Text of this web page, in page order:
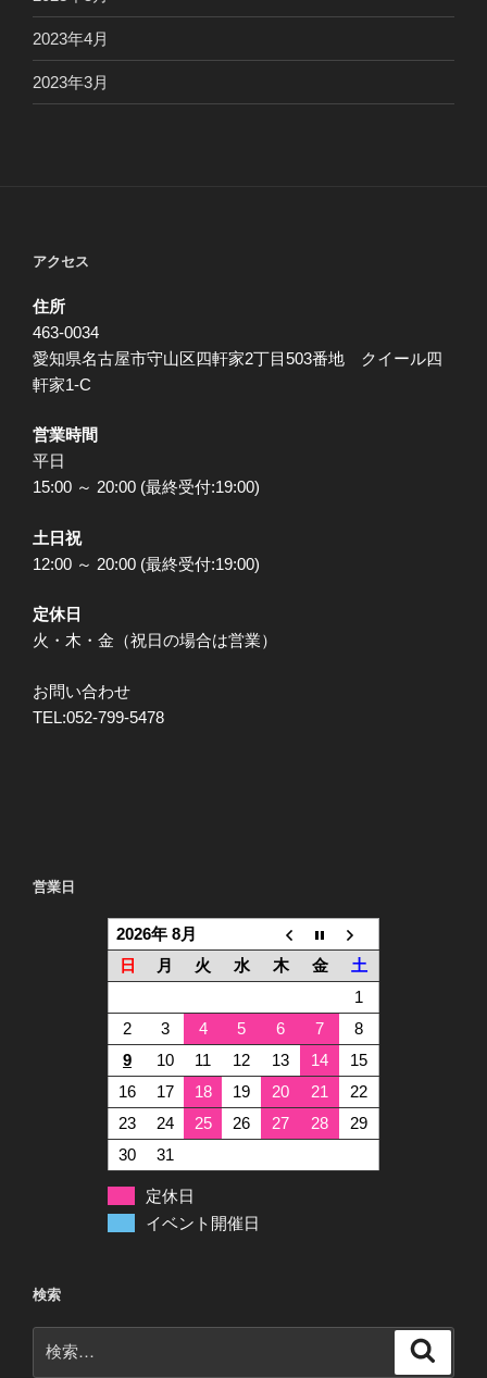
2023年4月
2023年3月
アクセス
住所
463-0034
愛知県名古屋市守山区四軒家2丁目503番地 クイール四
軒家1-C
営業時間
平日
15:00 ～ 20:00 (最終受付:19:00)
土日祝
12:00 ～ 20:00 (最終受付:19:00)
定休日
火・木・金（祝日の場合は営業）
お問い合わせ
TEL:052-799-5478
営業日
2026年 8月
日
月 火 水 木 金
土
1
2
3 4 5 6 7
8
9
10 11 12 13 14
15
16
17 18 19 20 21
22
23
24 25 26 27 28
29
30
31
定休日
イベント開催日
検索
索: